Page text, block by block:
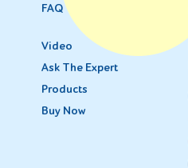
FAQ
Video
Ask The Expert
Products
Buy Now